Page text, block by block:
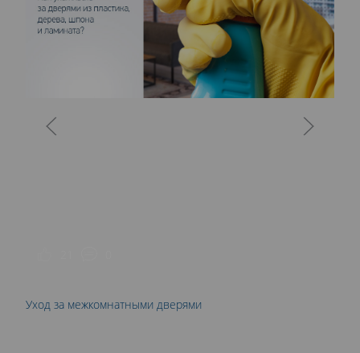
Уход за межкомнатными дверями